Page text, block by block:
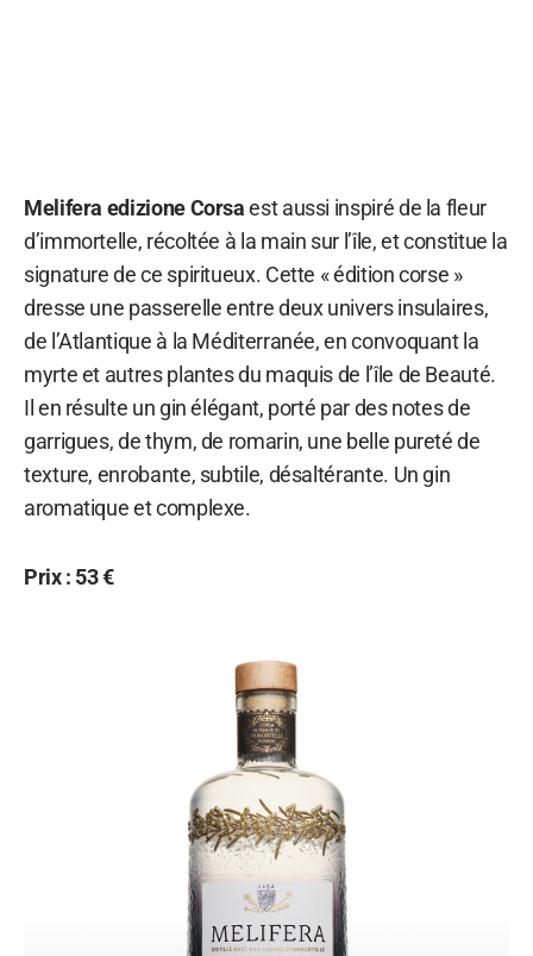
Melifera edizione Corsaest aussi inspiré de la fleur
d’immortelle, récoltée à la main sur l’île, et constitue la
signature de ce spiritueux. Cette « édition corse »
dresse une passerelle entre deux univers insulaires,
de l’Atlantique à la Méditerranée, en convoquant la
myrte et autres plantes du maquis de l’île de Beauté.
Il en résulte un gin élégant, porté par des notes de
garrigues, de thym, de romarin, une belle pureté de
texture, enrobante, subtile, désaltérante. Un gin
aromatique et complexe.
Prix : 53 €